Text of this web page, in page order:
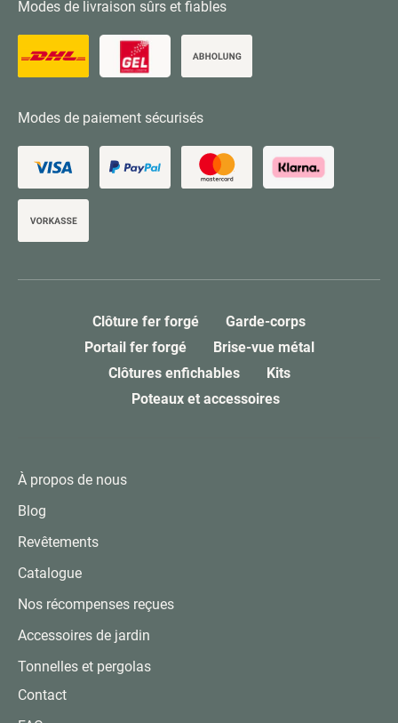
Modes de paiement sécurisés
Modes de livraison sûrs et fiables
Clôture fer forgé
Garde-corps
Portail fer forgé
Brise-vue métal
Clôtures enfichables
Kits
Poteaux et accessoires
À propos de nous
Blog
Revêtements
Catalogue
Nos récompenses reçues
Accessoires de jardin
Tonnelles et pergolas
Contact